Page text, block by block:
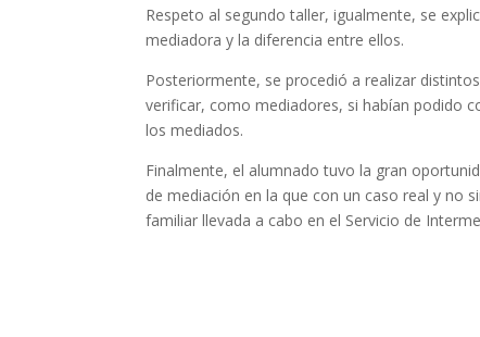
Respeto al segundo taller, igualmente, se
mediadora y la diferencia entre ellos.
Posteriormente, se procedió a realizar
verificar, como mediadores, si habían podido
los mediados.
Finalmente, el alumnado tuvo la gran
de mediación en la que con un caso real y no
familiar llevada a cabo en el Servicio de